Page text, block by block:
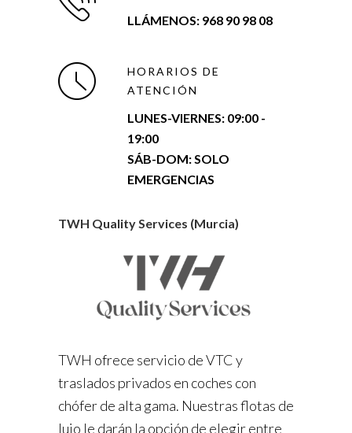
LLÁMENOS: 968 90 98 08
HORARIOS DE
ATENCIÓN
LUNES-VIERNES: 09:00 -
19:00
SÁB-DOM: SOLO
EMERGENCIAS
TWH Quality Services (Murcia)
TWH ofrece servicio de VTC y
traslados privados en coches con
chófer de alta gama. Nuestras flotas de
lujo le darán la opción de elegir entre